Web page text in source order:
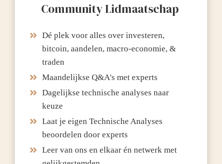
Community Lidmaatschap
Dé plek voor alles over investeren,
bitcoin, aandelen, macro-economie, &
traden
Maandelijkse Q&A's met experts
Dagelijkse technische analyses naar
keuze
Laat je eigen Technische Analyses
beoordelen door experts
Leer van ons en elkaar én netwerk met